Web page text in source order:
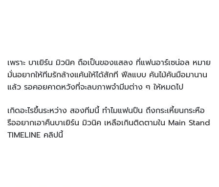
เพราะ บาเยิร์น มิวนิค ถือเป็นของแสลง ที่แฟนอาร์เซน่อล หมาย
มั่นอยากให้ทีมรักล้างแค้นให้ได้สักที ฟีลแบบ คันไม้คันมือมานาน
แล้ว รอคอยคาดหวังที่จะลบภาพจำมีมต่าง ๆ ให้หมดไป
เกิดอะไรขึ้นระหว่าง สองทีมนี้ ทำไมแฟนปืน ถึงกระเหี้ยนกระหือ
รืออยากเอาคืนบาเยิร์น มิวนิค เหลือเกินติดตามใน Main Stand
TIMELINE คลิปนี้